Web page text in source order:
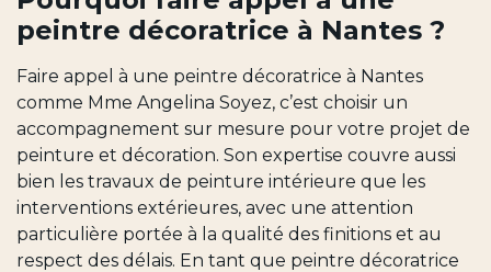
peintre décoratrice à Nantes ?
Faire appel à une peintre décoratrice à Nantes
comme Mme Angelina Soyez, c’est choisir un
accompagnement sur mesure pour votre projet de
peinture et décoration. Son expertise couvre aussi
bien les travaux de peinture intérieure que les
interventions extérieures, avec une attention
particulière portée à la qualité des finitions et au
respect des délais. En tant que peintre décoratrice